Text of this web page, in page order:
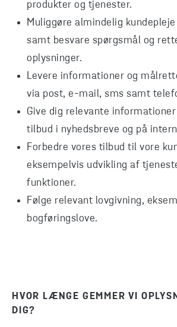
produkter og tjenester.
Muliggøre almindelig
samt besvare spørgsmål og
oplysninger.
Levere informationer og
via post, e-mail, sms samt
Give dig relevante
tilbud i nyhedsbreve og på
Forbedre vores tilbud til vore
eksempelvis udvikling af
funktioner.
Følge relevant lovgivning,
bogføringslove.
HVOR LÆNGE GEMMER VI
DIG?